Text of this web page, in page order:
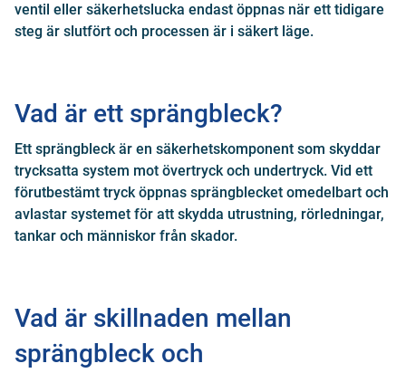
ventil eller säkerhetslucka endast öppnas när ett tidigare
steg är slutfört och processen är i säkert läge.
Vad är ett sprängbleck?
Ett sprängbleck är en säkerhetskomponent som skyddar
trycksatta system mot övertryck och undertryck. Vid ett
förutbestämt tryck öppnas sprängblecket omedelbart och
avlastar systemet för att skydda utrustning, rörledningar,
tankar och människor från skador.
Vad är skillnaden mellan
sprängbleck och